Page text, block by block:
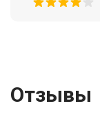
Отзывы